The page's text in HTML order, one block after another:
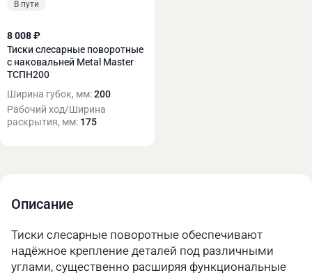
В пути
8 008 ₽
Тиски слесарные поворотные
с наковальней Metal Master
ТСПН200
Ширина губок, мм:200
Рабочий ход/Ширина
раскрытия, мм: 175
Описание
Тиски слесарные поворотные обеспечивают
надёжное крепление деталей под различными
углами, существенно расширяя функциональные